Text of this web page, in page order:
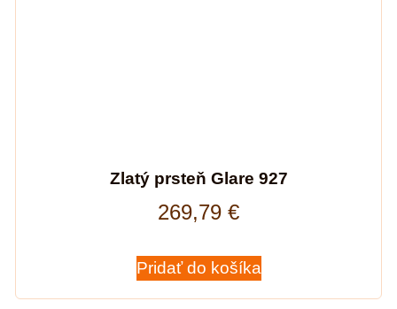
Zlatý prsteň Glare 927
269,79 €
Pridať do košíka